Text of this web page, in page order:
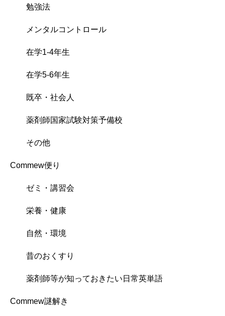
勉強法
メンタルコントロール
在学1-4年生
在学5-6年生
既卒・社会人
薬剤師国家試験対策予備校
その他
Commew便り
ゼミ・講習会
栄養・健康
自然・環境
昔のおくすり
薬剤師等が知っておきたい日常英単語
Commew謎解き